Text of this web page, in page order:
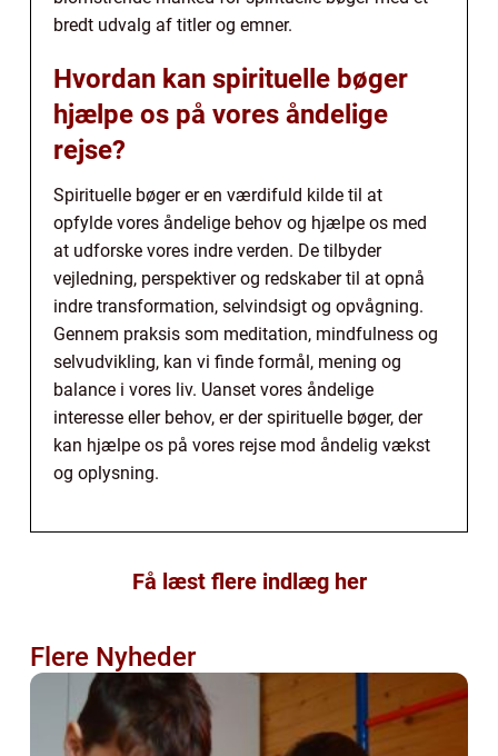
bredt udvalg af titler og emner.
Hvordan kan spirituelle bøger
hjælpe os på vores åndelige
rejse?
Spirituelle bøger er en værdifuld kilde til at
opfylde vores åndelige behov og hjælpe os med
at udforske vores indre verden. De tilbyder
vejledning, perspektiver og redskaber til at opnå
indre transformation, selvindsigt og opvågning.
Gennem praksis som meditation, mindfulness og
selvudvikling, kan vi finde formål, mening og
balance i vores liv. Uanset vores åndelige
interesse eller behov, er der spirituelle bøger, der
kan hjælpe os på vores rejse mod åndelig vækst
og oplysning.
Få læst flere indlæg her
Flere Nyheder